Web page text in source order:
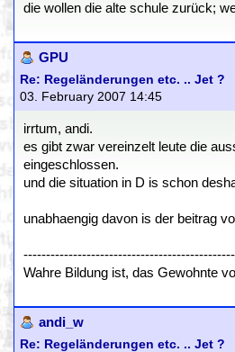
die wollen die alte schule zurück;
GPU
Re: Regeländerungen etc. .. Jet ?
03. February 2007 14:45
irrtum, andi.
es gibt zwar vereinzelt leute die
eingeschlossen.
und die situation in D is schon
unabhaengig davon is der beitrag
Wahre Bildung ist, das Gewohnte
andi_w
Re: Regeländerungen etc. .. Jet ?